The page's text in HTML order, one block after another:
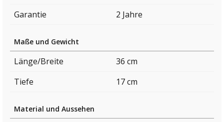
Garantie
2 Jahre
Maße und Gewicht
Länge/Breite
36 cm
Tiefe
17 cm
Material und Aussehen